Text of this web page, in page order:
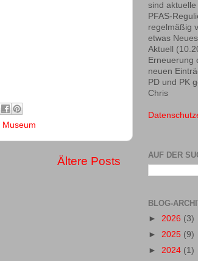
Museum
Ältere Posts
sind
PFAS-
regelmäßig
etwas
Aktuell
Erneuerung
neuen
PD und PK
Chris
AUF DER
BLOG-
► 2026 (3)
► 2025 (9)
► 2024 (1)